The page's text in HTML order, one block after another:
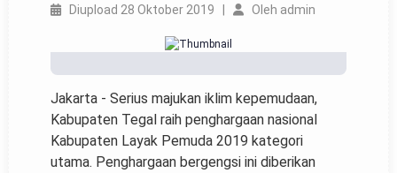
Diupload 28 Oktober 2019 | Oleh admin
Jakarta - Serius majukan iklim kepemudaan,
Kabupaten Tegal raih penghargaan nasional
Kabupaten Layak Pemuda 2019 kategori
utama. Penghargaan bergengsi ini diberikan